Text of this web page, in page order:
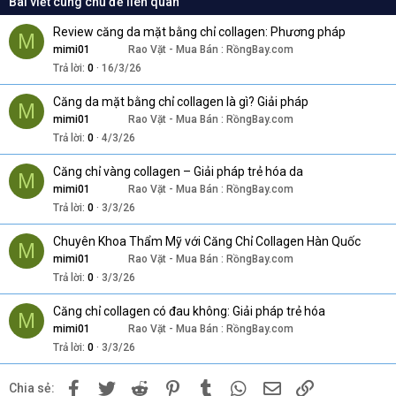
M Review căng da mặt bằng chỉ collagen: Phương pháp
mimi01
Rao Vặt - Mua Bán : RồngBay.com
Trả lời 0 16/3/26
M Căng da mặt bằng chỉ collagen là gì? Giải pháp
mimi01
Rao Vặt - Mua Bán : RồngBay.com
Trả lời 0 4/3/26
M Căng chỉ vàng collagen – Giải pháp trẻ hóa da
mimi01
Rao Vặt - Mua Bán : RồngBay.com
Trả lời 0 3/3/26
M Chuyên Khoa Thẩm Mỹ với Căng Chỉ Collagen Hàn Quốc
mimi01
Rao Vặt - Mua Bán : RồngBay.com
Trả lời 0 3/3/26
M Căng chỉ collagen có đau không: Giải pháp trẻ hóa
mimi01
Rao Vặt - Mua Bán : RồngBay.com
Trả lời 0 3/3/26
Chia sẻ: Facebook
Twitter Reddit PinterestTumblr WhatsApp
Email